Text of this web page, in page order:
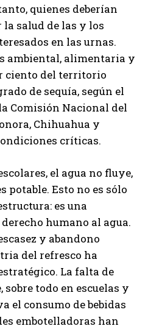
quienes deberían
salud de las y los
en las urnas.
ambiental, alimentaria y
ciento del territorio
de sequía, según el
Comisión Nacional del
Chihuahua y
críticas.
el agua no fluye,
potable. Esto no es sólo
es una
humano al agua.
y abandono
del refresco ha
La falta de
sobre todo en escuelas y
el consumo de bebidas
embotelladoras han